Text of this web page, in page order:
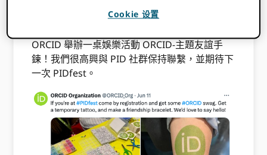
ORCID 舉辦一桌娛樂活動 ORCID-主題友誼手
鍊！我們很高興與 PID 社群保持聯繫，並期待下
一次 PIDfest。
Cookie 设置